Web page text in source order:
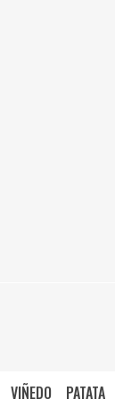
VIÑEDO PATATA